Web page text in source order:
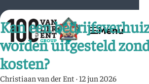
Kan een
worden uitgesteld
kosten?
Christiaan van der Ent·12 jun 2026